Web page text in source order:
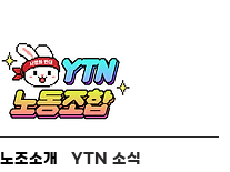
YTN 소식
노조소개